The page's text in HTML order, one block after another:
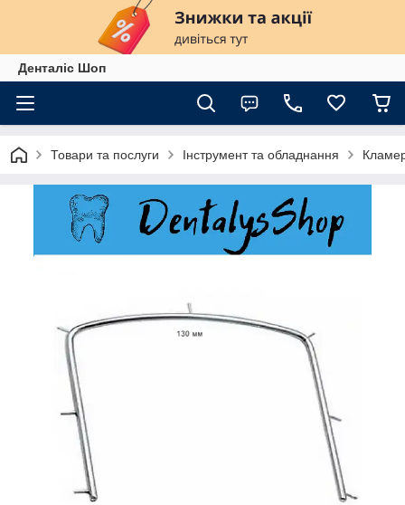
Денталіс Шоп
Товари та послуги Інструмент та обладнання